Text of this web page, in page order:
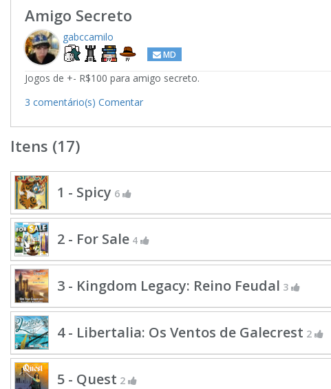
Amigo Secreto
gabccamilo
MD
Jogos de +- R$100 para amigo secreto.
3 comentário(s) Comentar
Itens (17)
1 - Spicy 6
2 - For Sale 4
3 - Kingdom Legacy: Reino Feudal 3
4 - Libertalia: Os Ventos de Galecrest 2
5 - Quest 2